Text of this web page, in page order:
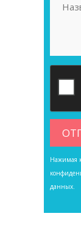
Нажимая
данных.